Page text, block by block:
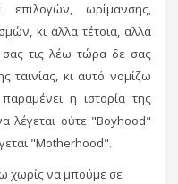
ωρίμανσης,
κι άλλα τέτοια, αλλά
σας τις λέω τώρα δε σας
ταινίας, κι αυτό νομίζω
η ιστορία της
λέγεται ούτε "Boyhood"
"Motherhood".
χωρίς να μπούμε σε